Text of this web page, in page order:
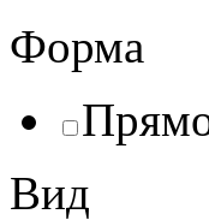
Форма
Вид